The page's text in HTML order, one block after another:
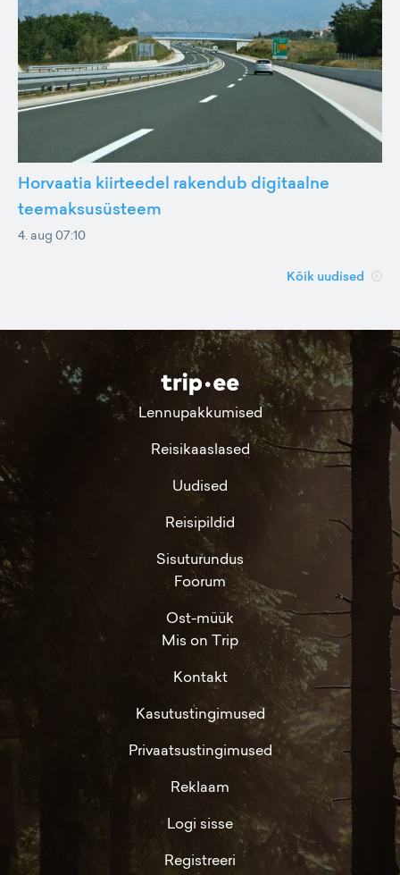
Horvaatia kiirteedel rakendub digitaalne
teemaksusüsteem
4. aug 07:10
Kõik uudised
Lennupakkumised
Reisikaaslased
Uudised
Reisipildid
Sisuturundus
Foorum
Ost-müük
Mis on Trip
Kontakt
Kasutustingimused
Privaatsustingimused
Reklaam
Logi sisse
Registreeri